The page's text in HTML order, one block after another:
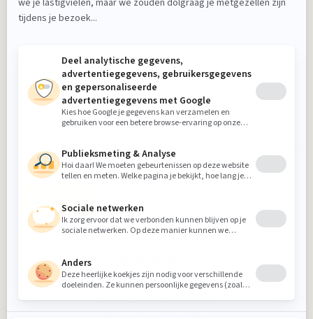
Ontvang nieuws, tips en de laatste acties!
Beoordeling8.9gebaseerd op912individuele
klantbeoordelingen op